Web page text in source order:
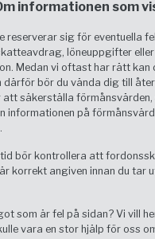
informationen som
reserverar sig för eventuella
löneuppgifter
Medan vi oftast har rätt kan
därför bör du vända dig till
säkerställa förmånsvärden,
informationen på
bör kontrollera att
korrekt angiven innan du tar
som är fel på sidan? Vi vill
vara en stor hjälp för oss